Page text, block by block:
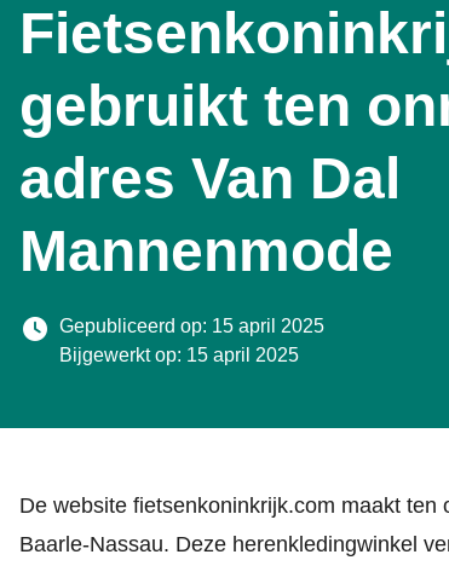
gebruikt ten
adres Van Dal
Mannenmode
Gepubliceerd op: 15 april 2025
Bijgewerkt op: 15 april 2025
De website fietsenkoninkrijk.com maakt
Baarle-Nassau. Deze herenkledingwinkel